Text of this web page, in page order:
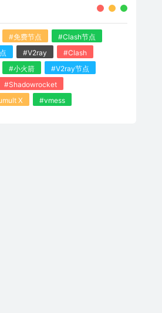
#免费节点
#Clash节点
#V2ray
#Clash
#小火箭
#V2ray节点
#Shadowrocket
X
#vmess